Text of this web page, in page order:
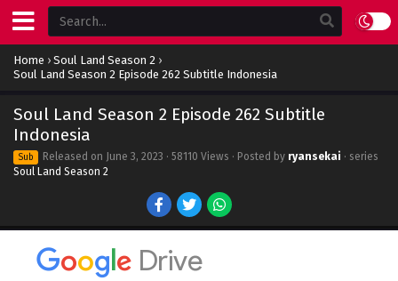
Home › Soul Land Season 2 ›
Soul Land Season 2 Episode 262 Subtitle Indonesia
Soul Land Season 2 Episode 262 Subtitle
Indonesia
Sub Released on June 3, 2023 · 58110 Views · Posted by ryansekai · series
Soul Land Season 2